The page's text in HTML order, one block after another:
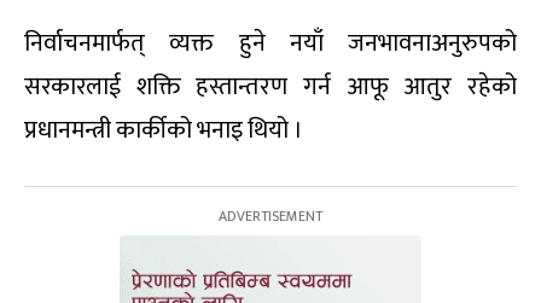
निर्वाचनमार्फत् व्यक्त हुने नयाँ जनभावनाअनुरुपको
सरकारलाई शक्ति हस्तान्तरण गर्न आफू आतुर रहेको
प्रधानमन्त्री कार्कीको भनाइ थियो ।